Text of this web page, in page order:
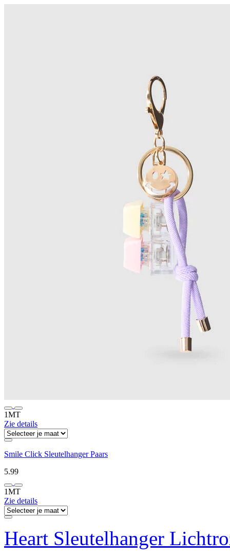
1MT
Zie details
Smile Click Sleutelhanger Paars
5.99
1MT
Zie details
Heart Sleutelhanger